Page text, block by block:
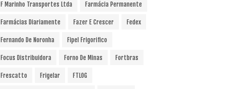
F Marinho Transportes Ltda Farmácia Permanente
Farmácias Diariamente Fazer E Crescer Fedex
Fernando De Noronha Fipel Frigorifico
Focus Distribuidora Forno De Minas Fortbras
Frescatto Frigelar FTLOG